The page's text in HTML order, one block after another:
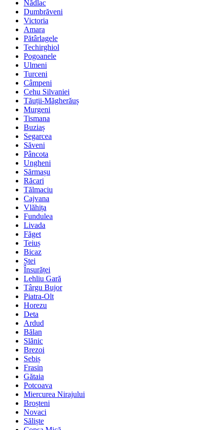
Nădlac
Dumbrăveni
Victoria
Amara
Pătârlagele
Techirghiol
Pogoanele
Ulmeni
Turceni
Câmpeni
Cehu Silvaniei
Tăuții-Măgherăuș
Murgeni
Tismana
Buziaș
Segarcea
Săveni
Pâncota
Ungheni
Sărmașu
Răcari
Tălmaciu
Cajvana
Vlăhița
Fundulea
Livada
Făget
Teiuș
Bicaz
Ștei
Însurăței
Lehliu Gară
Târgu Bujor
Piatra-Olt
Horezu
Deta
Ardud
Bălan
Slănic
Brezoi
Sebiș
Frasin
Gătaia
Potcoava
Miercurea Nirajului
Broșteni
Novaci
Săliște